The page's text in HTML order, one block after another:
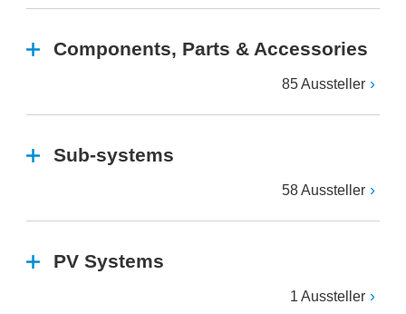
Components, Parts & Accessories
85 Aussteller
Sub-systems
58 Aussteller
PV Systems
1 Aussteller